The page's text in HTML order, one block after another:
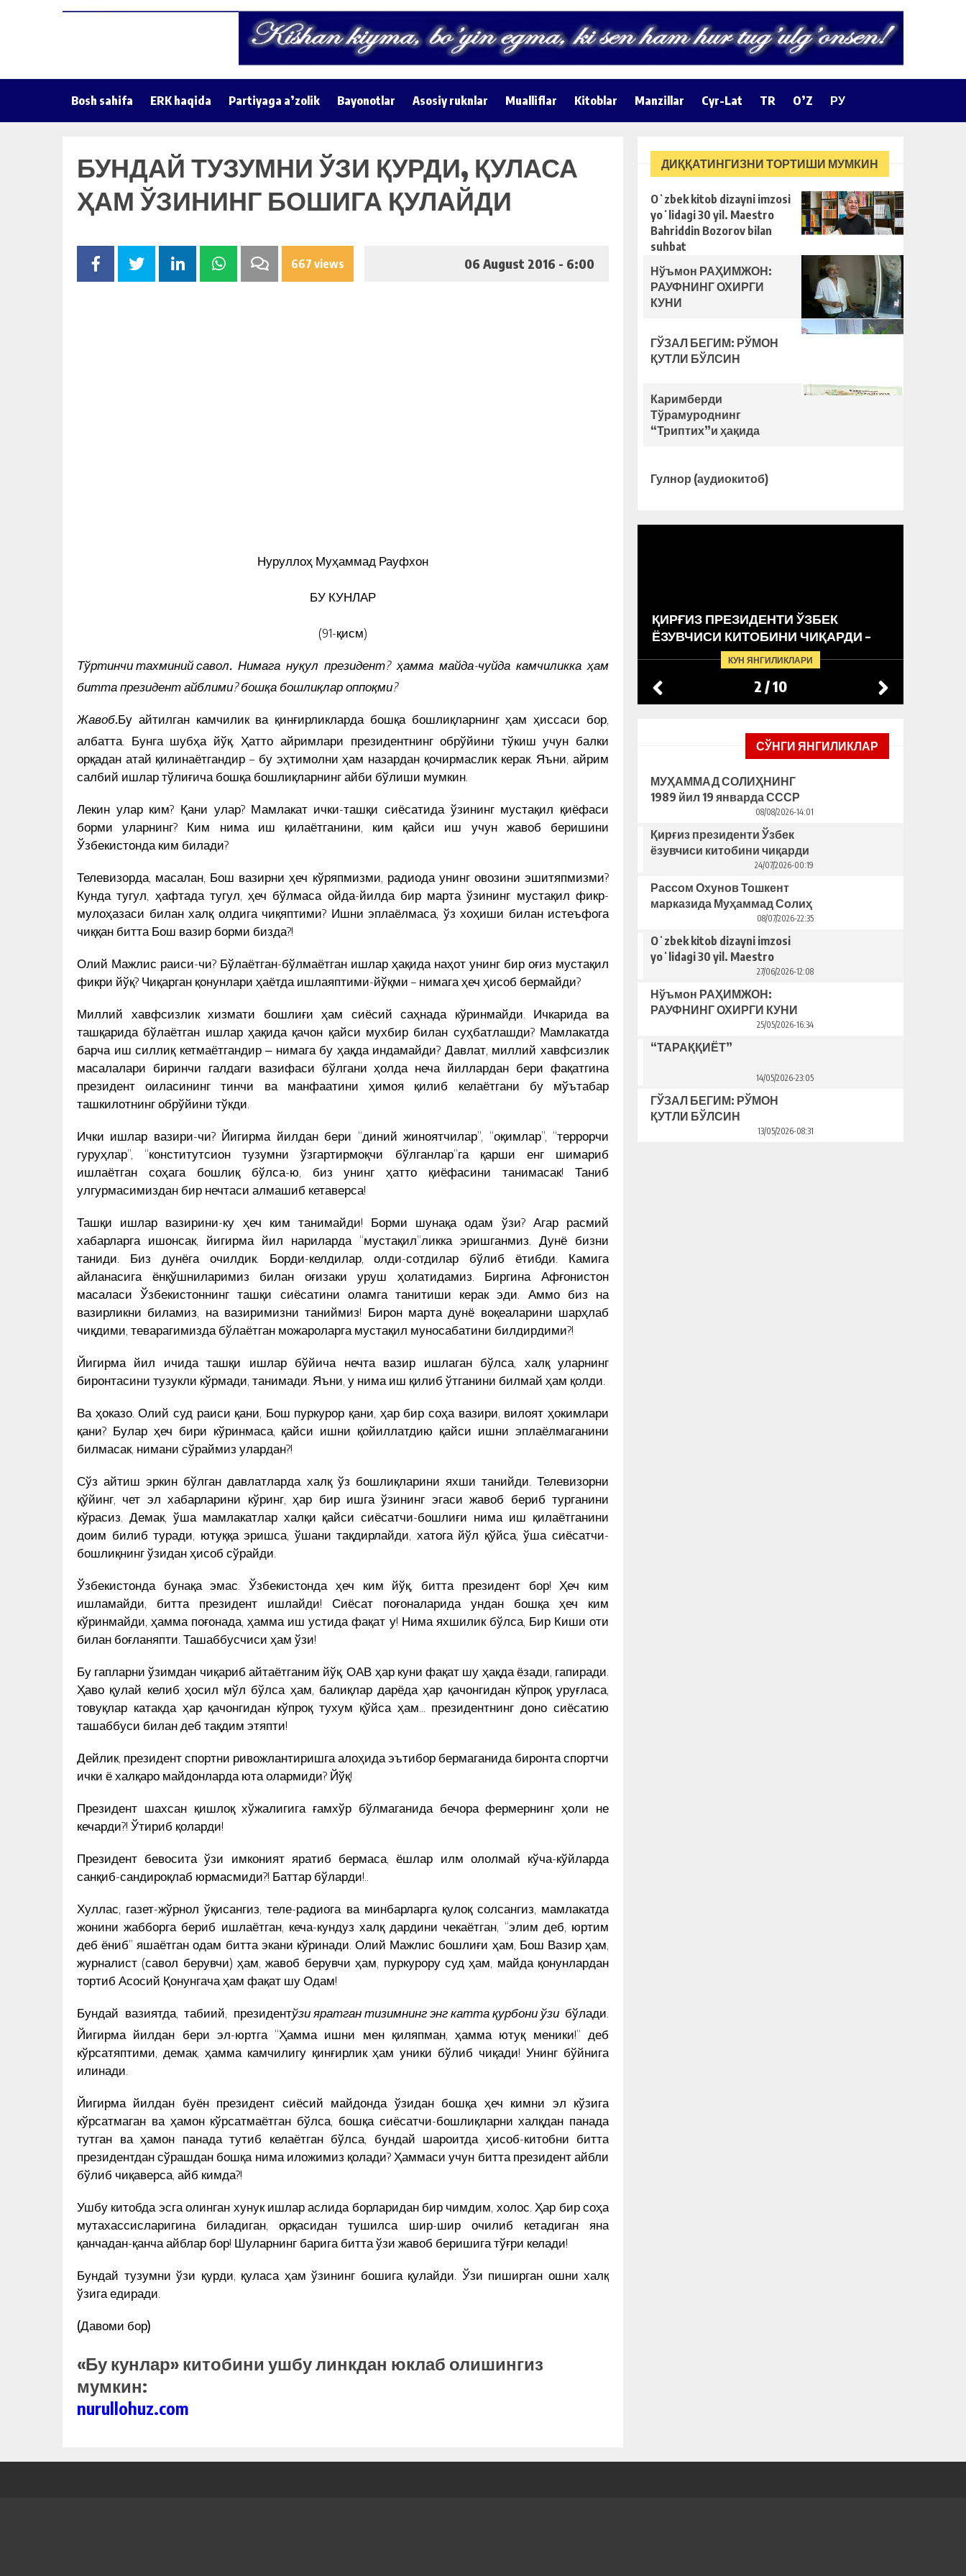
Bosh sahifa ERK haqida Partiyaga a’zolik Bayonotlar Asosiy ruknlar Mualliflar Kitoblar Manzillar Cyr-Lat TR O’Z РУ
БУНДАЙ ТУЗУМНИ ЎЗИ ҚУРДИ, ҚУЛАСА
ҲАМ ЎЗИНИНГ БОШИГА ҚУЛАЙДИ
667 views 06 August 2016 - 6:00
Нуруллоҳ Муҳаммад Рауфхон
БУ КУНЛАР
(91-қисм)
Тўртинчи тахминий савол. Нимага нуқул президент? ҳамма майда-чуйда камчиликка ҳам
битта президент айблими? бошқа бошлиқлар оппоқми?
Жавоб.Бу айтилган камчилик ва қинғирликларда бошқа бошлиқларнинг ҳам ҳиссаси бор,
албатта. Бунга шубҳа йўқ. Ҳатто айримлари президентнинг обрўйини тўкиш учун балки
орқадан атай қилинаётгандир – бу эҳтимолни ҳам назардан қочирмаслик керак. Яъни, айрим
салбий ишлар тўлиғича бошқа бошлиқларнинг айби бўлиши мумкин.
Лекин улар ким? Қани улар? Мамлакат ички-ташқи сиёсатида ўзининг мустақил қиёфаси
борми уларнинг? Ким нима иш қилаётганини, ким қайси иш учун жавоб беришини
Ўзбекистонда ким билади?
Телевизорда, масалан, Бош вазирни ҳеч кўряпмизми, радиода унинг овозини эшитяпмизми?
Кунда тугул, ҳафтада тугул, ҳеч бўлмаса ойда-йилда бир марта ўзининг мустақил фикр-
мулоҳазаси билан халқ олдига чиқяптими? Ишни эплаёлмаса, ўз хоҳиши билан истеъфога
чиққан битта Бош вазир борми бизда?!
Олий Мажлис раиси-чи? Бўлаётган-бўлмаётган ишлар ҳақида наҳот унинг бир оғиз мустақил
фикри йўқ? Чиқарган қонунлари ҳаётда ишлаяптими-йўқми – нимага ҳеч ҳисоб бермайди?
Миллий хавфсизлик хизмати бошлиғи ҳам сиёсий саҳнада кўринмайди. Ичкарида ва
ташқарида бўлаётган ишлар ҳақида қачон қайси мухбир билан суҳбатлашди? Мамлакатда
барча иш силлиқ кетмаётгандир ‒ нимага бу ҳақда индамайди? Давлат, миллий хавфсизлик
масалалари биринчи галдаги вазифаси бўлгани ҳолда неча йиллардан бери фақатгина
президент оиласининг тинчи ва манфаатини ҳимоя қилиб келаётгани бу мўътабар
ташкилотнинг обрўйини тўкди.
Ички ишлар вазири-чи? Йигирма йилдан бери “диний жиноятчилар”, “оқимлар”, “террорчи
гуруҳлар”, “конститутсион тузумни ўзгартирмоқчи бўлганлар”га қарши енг шимариб
ишлаётган соҳага бошлиқ бўлса-ю, биз унинг ҳатто қиёфасини танимасак! Таниб
улгурмасимиздан бир нечтаси алмашиб кетаверса!
Ташқи ишлар вазирини-ку ҳеч ким танимайди! Борми шунақа одам ўзи? Агар расмий
хабарларга ишонсак, йигирма йил нариларда “мустақил”ликка эришганмиз. Дунё бизни
таниди. Биз дунёга очилдик. Борди-келдилар, олди-сотдилар бўлиб ётибди. Камига
айланасига ёнқўшниларимиз билан оғизаки уруш ҳолатидамиз. Биргина Афғонистон
масаласи Ўзбекистоннинг ташқи сиёсатини оламга танитиши керак эди. Аммо биз на
вазирликни биламиз, на вазиримизни таниймиз! Бирон марта дунё воқеаларини шарҳлаб
чиқдими, теварагимизда бўлаётган можароларга мустақил муносабатини билдирдими?!
Йигирма йил ичида ташқи ишлар бўйича нечта вазир ишлаган бўлса, халқ уларнинг
биронтасини тузукли кўрмади, танимади. Яъни, у нима иш қилиб ўтганини билмай ҳам қолди.
Ва ҳоказо. Олий суд раиси қани, Бош пуркурор қани, ҳар бир соҳа вазири, вилоят ҳокимлари
қани? Булар ҳеч бири кўринмаса, қайси ишни қойиллатдию қайси ишни эплаёлмаганини
билмасак, нимани сўраймиз улардан?!
Сўз айтиш эркин бўлган давлатларда халқ ўз бошлиқларини яхши танийди. Телевизорни
қўйинг, чет эл хабарларини кўринг, ҳар бир ишга ўзининг эгаси жавоб бериб турганини
кўрасиз. Демак, ўша мамлакатлар халқи қайси сиёсатчи-бошлиғи нима иш қилаётганини
доим билиб туради, ютуққа эришса, ўшани тақдирлайди, хатога йўл қўйса, ўша сиёсатчи-
бошлиқнинг ўзидан ҳисоб сўрайди.
Ўзбекистонда бунақа эмас. Ўзбекистонда ҳеч ким йўқ, битта президент бор! Ҳеч ким
ишламайди, битта президент ишлайди! Сиёсат поғоналарида ундан бошқа ҳеч ким
кўринмайди, ҳамма поғонада, ҳамма иш устида фақат у! Нима яхшилик бўлса, Бир Киши оти
билан боғланяпти. Ташаббусчиси ҳам ўзи!
Бу гапларни ўзимдан чиқариб айтаётганим йўқ. ОАВ ҳар куни фақат шу ҳақда ёзади, гапиради.
Ҳаво қулай келиб ҳосил мўл бўлса ҳам, балиқлар дарёда ҳар қачонгидан кўпроқ уруғласа,
товуқлар катакда ҳар қачонгидан кўпроқ тухум қўйса ҳам… президентнинг доно сиёсатию
ташаббуси билан деб тақдим этяпти!
Дейлик, президент спортни ривожлантиришга алоҳида эътибор бермаганида биронта спортчи
ички ё халқаро майдонларда юта олармиди? Йўқ!
Президент шахсан қишлоқ хўжалигига ғамхўр бўлмаганида бечора фермернинг ҳоли не
кечарди?! Ўтириб қоларди!
Президент бевосита ўзи имконият яратиб бермаса, ёшлар илм ололмай кўча-кўйларда
санқиб-сандироқлаб юрмасмиди?! Баттар бўларди!..
Хуллас, газет-жўрнол ўқисангиз, теле-радиога ва минбарларга қулоқ солсангиз, мамлакатда
жонини жабборга бериб ишлаётган, кеча-кундуз халқ дардини чекаётган, “элим деб, юртим
деб ёниб” яшаётган одам битта экани кўринади. Олий Мажлис бошлиғи ҳам, Бош Вазир ҳам,
журналист (савол берувчи) ҳам, жавоб берувчи ҳам, пуркурору суд ҳам, майда қонунлардан
тортиб Асосий Қонунгача ҳам фақат шу Одам!
Бундай вазиятда, табиий, президентўзи яратган тизимнинг энг катта қурбони ўзибўлади.
Йигирма йилдан бери эл-юртга “Ҳамма ишни мен қиляпман, ҳамма ютуқ меники!” деб
кўрсатяптими, демак, ҳамма камчилигу қинғирлик ҳам уники бўлиб чиқади! Унинг бўйнига
илинади.
Йигирма йилдан буён президент сиёсий майдонда ўзидан бошқа ҳеч кимни эл кўзига
кўрсатмаган ва ҳамон кўрсатмаётган бўлса, бошқа сиёсатчи-бошлиқларни халқдан панада
тутган ва ҳамон панада тутиб келаётган бўлса, бундай шароитда ҳисоб-китобни битта
президентдан сўрашдан бошқа нима иложимиз қолади? Ҳаммаси учун битта президент айбли
бўлиб чиқаверса, айб кимда?!
Ушбу китобда эсга олинган хунук ишлар аслида борларидан бир чимдим, холос. Ҳар бир соҳа
мутахассисларигина биладиган, орқасидан тушилса шир-шир очилиб кетадиган яна
қанчадан-қанча айблар бор! Шуларнинг барига битта ўзи жавоб беришига тўғри келади!
Бундай тузумни ўзи қурди, қуласа ҳам ўзининг бошига қулайди. Ўзи пиширган ошни халқ
ўзига едиради.
(Давоми бор)
«Бу кунлар» китобини ушбу линкдан юклаб олишингиз
мумкин:
nurullohuz.com
ДИҚҚАТИНГИЗНИ ТОРТИШИ МУМКИН
Oʻzbek kitob dizayni imzosi
yoʻlidagi 30 yil. Maestro
Bahriddin Bozorov bilan
suhbat
Нўъмон РАҲИМЖОН:
РАУФНИНГ ОХИРГИ
КУНИ
ГЎЗАЛ БЕГИМ: РЎМОН
ҚУТЛИ БЎЛСИН
Каримберди
Тўрамуроднинг
“Триптих”и ҳақида
Гулнор (аудиокитоб)
КУН ЯНГИЛИКЛАРИ
ОЛДИМ…” – МУҲАММАД СОЛИҲ
КУН ЯНГИЛИКЛАРИ КУН ЯНГИЛИКЛАРИ
ҚИРҒИЗ ПРЕЗИДЕНТИ ЎЗБЕК
ЁЗУВЧИСИ КИТОБИНИ ЧИҚАРДИ –
БУНИНГ ОРТИДА ҚАНДАЙ
САБАБЛАР ТУРИБДИ?
2 /10
СЎНГИ ЯНГИЛИКЛАР
МУҲАММАД СОЛИҲНИНГ
1989 йил 19 январда СССР
ЁЗУВЧИЛАР УЮШМАСИ
ПЛЕНУМИДАГИ НУТҚИ
08/08/2026-14:01
Қирғиз президенти Ўзбек
ёзувчиси китобини чиқарди
– бунинг ортида қандай
сабаблар турибди?
24/07/2026-00:19
Рассом Охунов Тошкент
марказида Муҳаммад Солиҳ
яcаган ҳайкални ўрнатишни
таклиф қилди
08/07/2026-22:35
Oʻzbek kitob dizayni imzosi
yoʻlidagi 30 yil. Maestro
Bahriddin Bozorov bilan suhbat
27/06/2026-12:08
Нўъмон РАҲИМЖОН:
РАУФНИНГ ОХИРГИ КУНИ
25/05/2026-16:34
“ТАРАҚҚИЁТ”
14/05/2026-23:05
ГЎЗАЛ БЕГИМ: РЎМОН
ҚУТЛИ БЎЛСИН
13/05/2026-08:31